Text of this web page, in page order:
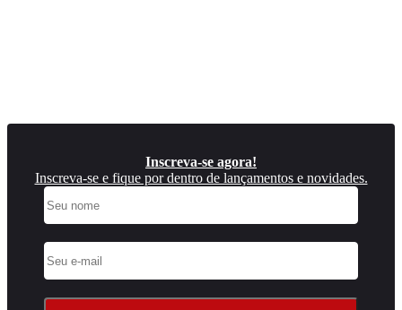
Inscreva-se agora!
Inscreva-se e fique por dentro de lançamentos e novidades.